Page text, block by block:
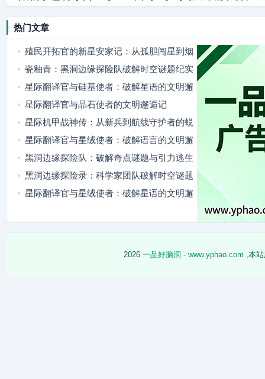
热门文章
殖民开拓官的新星安家记：从孤胆闯星到烟
火满舱
瓷釉青：黑洞边缘探险队破解时空谜题纪实
星际翻译官与硅基使者：破解星语的文明邂
逅
星际翻译官与晶石使者的文明邂逅记
星际机甲战神传：从新兵到航线守护者的蜕
变
星际翻译官与星绒使者：破解语言的文明邂
逅
黑洞边缘探险队：破解奇点谜题与引力逃生
黑洞边缘探险录：科学家团队破解时空谜题
星际翻译官与星绒使者：破解星语的文明邂
2026 一品好脑洞 - www.yphao.com ,本